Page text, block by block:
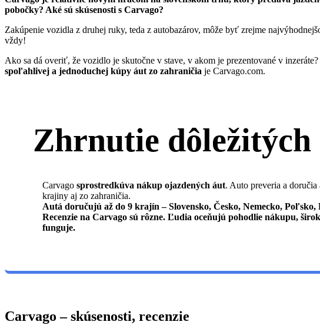
pobočky? Aké sú skúsenosti s Carvago?
Zakúpenie vozidla z druhej ruky, teda z autobazárov, môže byť zrejme
vždy!
Ako sa dá overiť, že vozidlo je skutočne v stave, v akom je prezentované v
spoľahlivej a jednoduchej kúpy áut zo zahraničia je Carvago.com.
Zhrnutie
Carvago sprostredkúva nákup ojazdených áut. Auto preveria a
krajiny aj zo zahraničia.
Autá doručujú až do 9 krajín – Slovensko, Česko, Nemecko,
Recenzie na Carvago sú rôzne. Ľudia oceňujú pohodlie nákupu,
funguje.
Carvago – skúsenosti, recenzie